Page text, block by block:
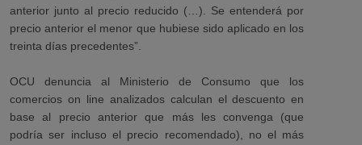
anterior junto al precio reducido (…). Se entenderá por
precio anterior el menor que hubiese sido aplicado en los
treinta días precedentes”.
OCU denuncia al Ministerio de Consumo que los
comercios on line analizados calculan el descuento en
base al precio anterior que más les convenga (que
podría ser incluso el precio recomendado), no el más